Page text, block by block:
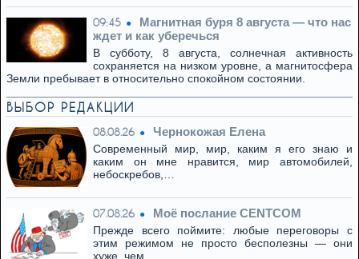
09:45
Магнитная буря 8 августа — что нас
ждет и как уберечься
В субботу, 8 августа, солнечная активность
сохраняется на низком уровне, а магнитосфера
Земли пребывает в относительно спокойном состоянии.
ВЫБОР РЕДАКЦИИ
08.08.26 Чернокожая Елена
Современный мир, мир, каким я его знаю и
каким он мне нравится, мир автомобилей,
небоскребов,…
07.08.26 Моё послание CENTCOM
Прежде всего поймите: любые переговоры с
этим режимом не просто бесполезны — они
хуже, чем…